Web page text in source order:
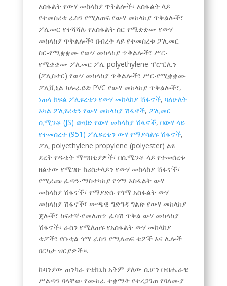
አስፋልት የውሃ መከላከያ ጥቅልሎች፣ አስፋልት ላይ
የተመሰረቱ ራስን የሚለጠፍ የውሃ መከላከያ ጥቅልሎች፣
ፖሊመር-የተሻሻሉ የአስፋልት ስር-የሚቋቋሙ የውሃ
መከላከያ ጥቅልሎች፣ በብረት ላይ የተመሰረቱ ፖሊመር
ስር-የሚቋቋሙ የውሃ መከላከያ ጥቅልሎች፣ ሥር-
የሚቋቋሙ ፖሊመር ፖሊ polyethylene ፕሮፒሊን
(ፖሊስተር) የውሃ መከላከያ ጥቅልሎች፣ ሥር-የሚቋቋሙ
ፖሊቪኒል ክሎራይድ PVC የውሃ መከላከያ ጥቅልሎች፣,
ነጠላ-ክፍል ፖሊዩረቴን የውሃ መከላከያ ሽፋኖች, ባለሁለት
አካል ፖሊዩረቴን የውሃ መከላከያ ሽፋኖች, ፖሊመር
ሲሚንቶ (JS) ውህድ የውሃ መከላከያ ሽፋኖች, በውሃ ላይ
የተመሰረተ (951) ፖሊዩረቴን ውሃ የማያሳልፍ ሽፋኖች,
ፖሊ polyethylene propylene (polyester) ልዩ
ደረቅ የዱቄት ማጣበቂያዎች፣ በሲሚንቶ ላይ የተመሰረቱ
ዘልቀው የሚገቡ ክሪስታላይን የውሃ መከላከያ ሽፋኖች፣
የሚረጩ ፈጣን-ማስተካከያ የጎማ አስፋልት ውሃ
መከላከያ ሽፋኖች፣ የማያድሱ የጎማ አስፋልት ውሃ
መከላከያ ሽፋኖች፣ ውጫዊ ግድግዳ ግልጽ የውሃ መከላከያ
ጄሎች፣ ከፍተኛ-የመለጠጥ ፈሳሽ ጥቅል ውሃ መከላከያ
ሽፋኖች፣ ራስን የሚለጠፍ የአስፋልት ውሃ መከላከያ
ቴፖች፣ የቡቲል ጎማ ራስን የሚለጠፍ ቴፖች እና ሌሎች
በርካታ ዝርያዎች።.
ኩባንያው ጠንካራ የቴክኒክ አቅም ያለው ሲሆን በብሔራዊ
ሥልጣን ባላቸው የሙከራ ተቋማት የተረጋገጠ የባለሙያ
Hausa
Yoruba
Igbo
Moroccan Arabic
English (New Zealand)
Portuguese (Portugal)
Spanish (Mexico)
Spanish (Colombia)
Spanish (Peru)
Spanish (Chile)
Spanish (Ecuador)
Romanian
Portuguese (Angola)